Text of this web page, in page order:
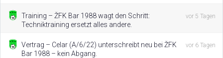
Training – ŽFK Bar 1988 wagt den Schritt:
Techniktraining ersetzt alles andere.
vor 5 Tagen
Vertrag – Celar (A/6/22) unterschreibt neu bei ŽFK
Bar 1988 – kein Abgang.
vor 6 Tagen